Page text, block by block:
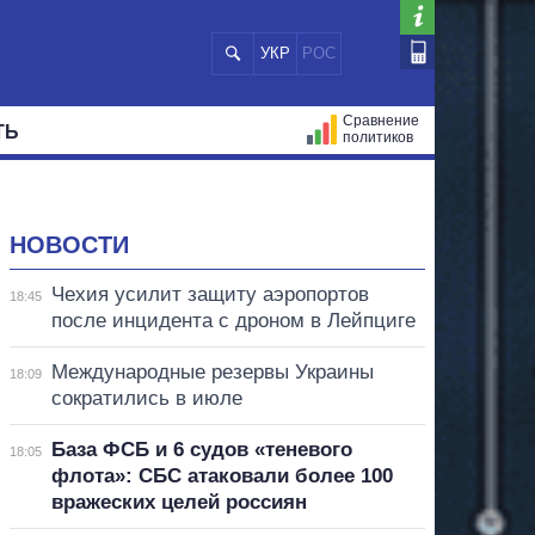
УКР РОС
Сравнение
политиков
НОВОСТИ
18:45
Чехия усилит защиту аэропортов
после инцидента с дроном в Лейпциге
18:09
Международные резервы Украины
сократились в июле
18:05
База ФСБ и 6 судов «теневого
флота»: СБС атаковали более 100
вражеских целей россиян